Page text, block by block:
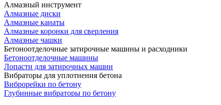
Алмазный инструмент
Алмазные диски
Алмазные канаты
Алмазные коронки для сверления
Алмазные чашки
Бетоноотделочные затирочные машины и расходники
Бетоноотделочные машины
Лопасти для затирочных машин
Вибраторы для уплотнения бетона
Виброрейки по бетону
Глубинные вибраторы по бетону